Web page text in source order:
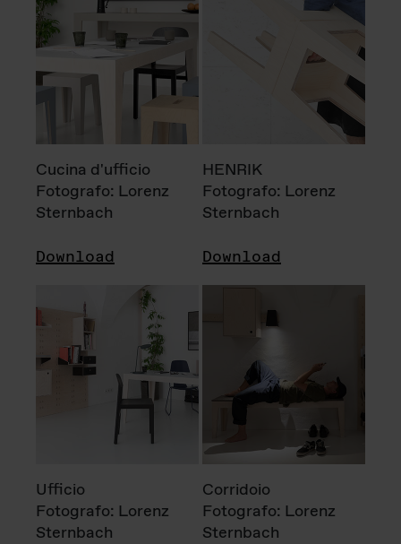
Cucina d'ufficio
Fotografo: Lorenz
Sternbach
Download
HENRIK
Fotografo: Lorenz
Sternbach
Download
Ufficio
Fotografo: Lorenz
Sternbach
Corridoio
Fotografo: Lorenz
Sternbach